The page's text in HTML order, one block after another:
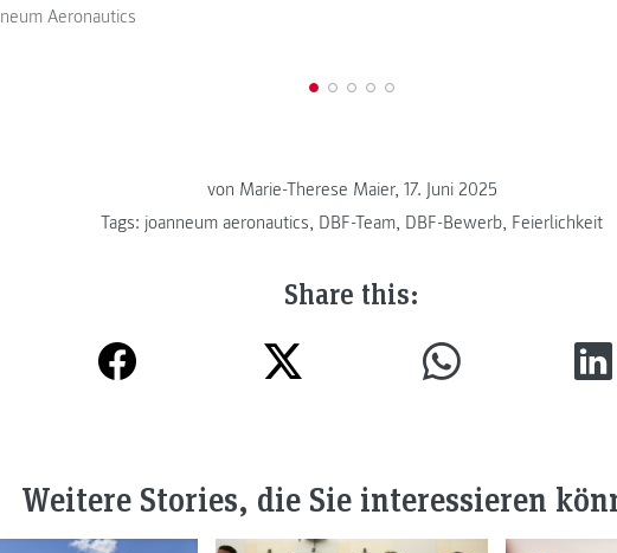
Aeronautics
von Marie-Therese Maier, 17. Juni 2025
Tags: joanneum aeronautics, DBF-Team, DBF-Bewerb, Feierlichkeit
Share this:
Weitere Stories, die Sie interessieren